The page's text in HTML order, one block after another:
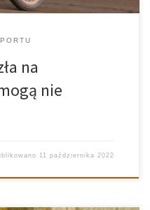
na
nie
11 października 2022